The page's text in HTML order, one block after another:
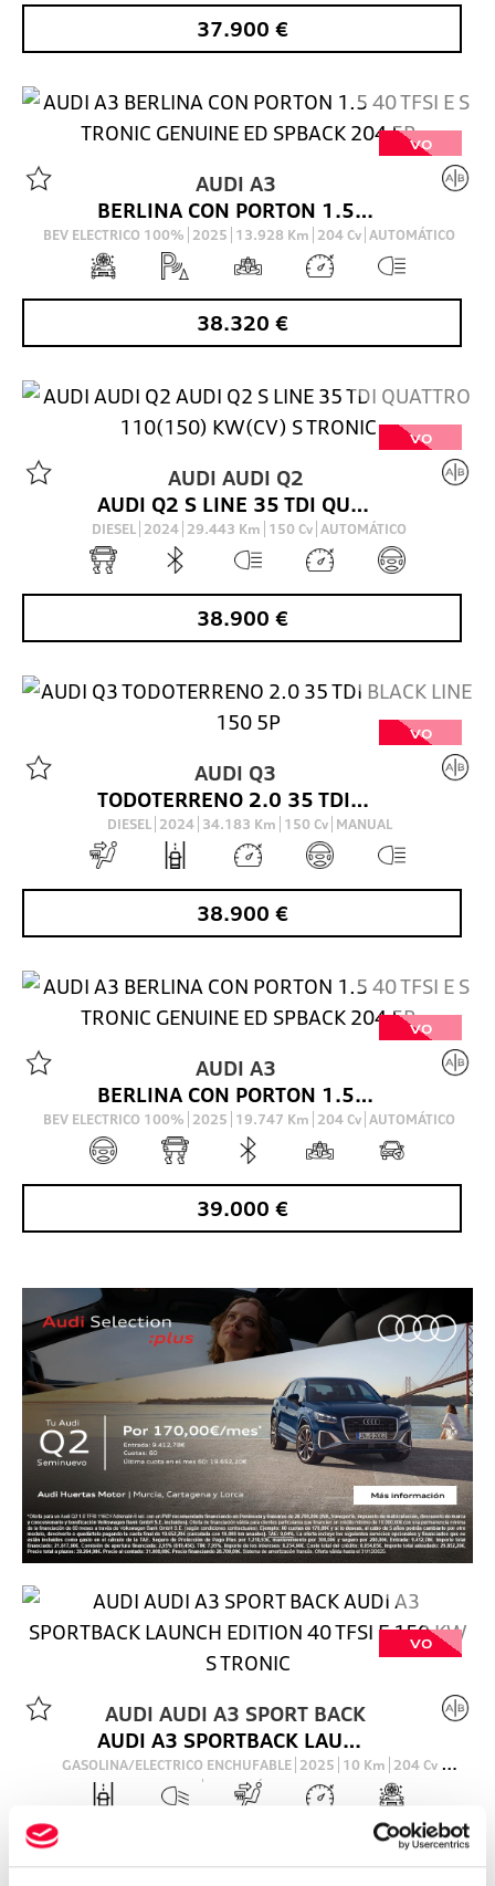
37.900 €
VO
AUDI A3
BERLINA CON PORTON 1.5 40 TFSI E S TRONIC GENUINE ED SPBACK 204 5P
BEV ELECTRICO 100% 2025 13.928 Km 204 Cv AUTOMÁTICO
38.320 €
VO
AUDI AUDI Q2
AUDI Q2 S LINE 35 TDI QUATTRO 110(150) KW(CV) S TRONIC
DIESEL 2024 29.443 Km 150 Cv AUTOMÁTICO
38.900 €
VO
AUDI Q3
TODOTERRENO 2.0 35 TDI BLACK LINE 150 5P
DIESEL 2024 34.183 Km 150 Cv MANUAL
38.900 €
VO
AUDI A3
BERLINA CON PORTON 1.5 40 TFSI E S TRONIC GENUINE ED SPBACK 204 5P
BEV ELECTRICO 100% 2025 19.747 Km 204 Cv AUTOMÁTICO
39.000 €
VO
AUDIAUDI A3 SPORT BACK
AUDI A3 SPORTBACK LAUNCH EDITION 40 TFSI E 150 KW S TRONIC
GASOLINA/ELECTRICO ENCHUFABLE 2025 10 Km 204Cv
AUTOMÁTICO